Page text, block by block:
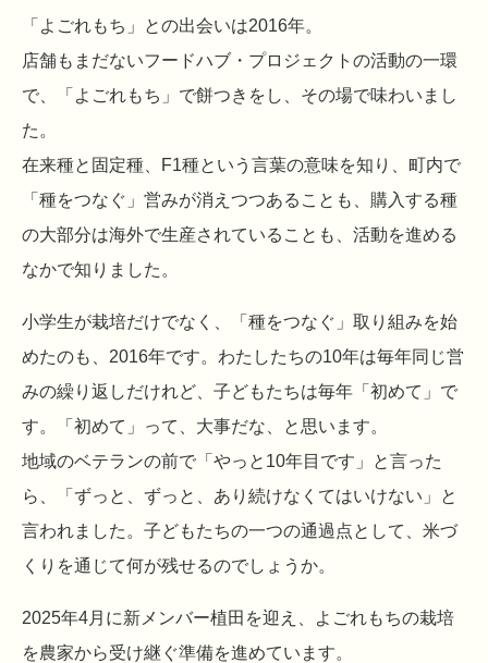
「よごれもち」との出会いは2016年。
店舗もまだないフードハブ・プロジェクトの活動の一環
で、「よごれもち」で餅つきをし、その場で味わいまし
た。
在来種と固定種、F1種という言葉の意味を知り、町内で
「種をつなぐ」営みが消えつつあることも、購入する種
の大部分は海外で生産されていることも、活動を進める
なかで知りました。
小学生が栽培だけでなく、「種をつなぐ」取り組みを始
めたのも、2016年です。わたしたちの10年は毎年同じ営
みの繰り返しだけれど、子どもたちは毎年「初めて」で
す。「初めて」って、大事だな、と思います。
地域のベテランの前で「やっと10年目です」と言った
ら、「ずっと、ずっと、あり続けなくてはいけない」と
言われました。子どもたちの一つの通過点として、米づ
くりを通じて何が残せるのでしょうか。
2025年4月に新メンバー植田を迎え、よごれもちの栽培
を農家から受け継ぐ準備を進めています。